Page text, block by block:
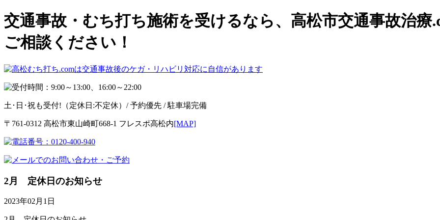
交通事故・むち打ち施術を受けるなら、高松市交通事故治療
ご相談ください！
土･日･祝も受付! （定休日:不定休）/ 予約優先 / 駐車場完備
〒761-0312 高松市東山崎町668-1 フレスポ高松内[MAP]
2月 定休日のお知らせ
2023年02月1日